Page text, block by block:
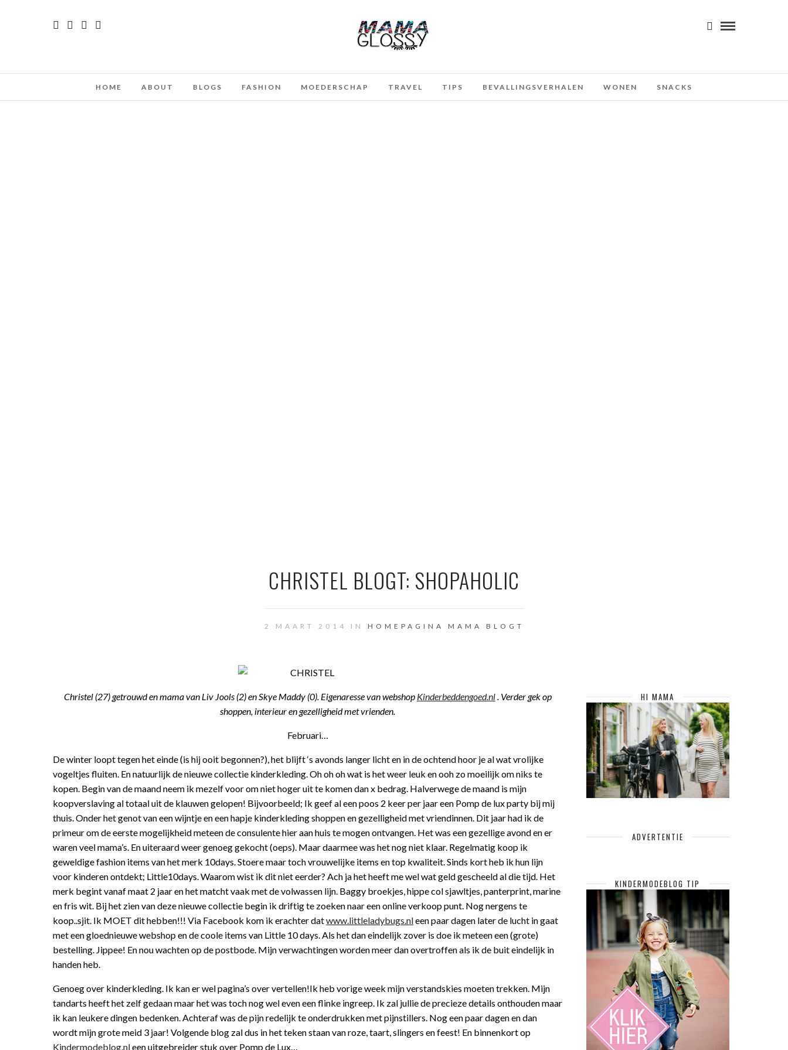
HOME ABOUT BLOGS FASHION MOEDERSCHAP TRAVEL TIPS BEVALLINGSVERHALEN WONEN SNACKS
CHRISTEL BLOGT: SHOPAHOLIC
2 MAART 2014 IN HOMEPAGINA MAMA BLOGT
Christel (27) getrouwd en mama van Liv Jools (2) en Skye Maddy (0). Eigenaresse van webshop Kinderbeddengoed.nl. Verder gekop
shoppen, interieur en gezelligheid met vrienden.
Februari…
De winter loopt tegen het einde (is hij ooit begonnen?), het blijft ‘s avonds langer licht en in de ochtend hoor je al wat vrolijke
vogeltjes fluiten. En natuurlijk de nieuwe collectie kinderkleding. Oh oh oh wat is het weer leuk en ooh zo moeilijk om niks te
kopen. Begin van de maand neem ik mezelf voor om niet hoger uit te komen dan x bedrag. Halverwege de maand is mijn
koopverslaving al totaal uit de klauwen gelopen! Bijvoorbeeld; Ik geef al een poos 2 keer per jaar een Pomp de lux party bij mij
thuis. Onder het genot van een wijntje en een hapje kinderkleding shoppen en gezelligheid met vriendinnen. Dit jaar had ik de
primeur om de eerste mogelijkheid meteen de consulente hier aan huis te mogen ontvangen. Het was een gezellige avond en er
waren veel mama’s. En uiteraard weer genoeg gekocht (oeps). Maar daarmee was het nog niet klaar. Regelmatig koop ik
geweldige fashion items van het merk 10days. Stoere maar toch vrouwelijke items en top kwaliteit. Sinds kort heb ik hun lijn
voor kinderen ontdekt; Little10days. Waarom wist ik dit niet eerder? Ach ja het heeft me wel wat geld gescheeld al die tijd. Het
merk begint vanaf maat 2 jaar en het matcht vaak met de volwassen lijn. Baggy broekjes, hippe col sjawltjes, panterprint, marine
en fris wit. Bij het zien van deze nieuwe collectie begin ik driftig te zoeken naar een online verkoop punt. Nog nergens te
koop..sjit. Ik MOET dit hebben!!! Via Facebook kom ik erachter datwww.littleladybugs.nleen paar dagen later de lucht in gaat
met een gloednieuwe webshop en de coole items van Little 10 days. Als het dan eindelijk zover is doe ik meteen een (grote)
bestelling. Jippee! En nou wachten op de postbode. Mijn verwachtingen worden meer dan overtroffen als ik de buit eindelijk in
handen heb.
Genoeg over kinderkleding. Ik kan er wel pagina’s over vertellen!Ik heb vorige week mijn verstandskies moeten trekken. Mijn
tandarts heeft het zelf gedaan maar het was toch nog wel even een flinke ingreep. Ik zal jullie de precieze details onthouden maar
ik kan leukere dingen bedenken. Achteraf was de pijn redelijk te onderdrukken met pijnstillers. Nog een paar dagen en dan
wordt mijn grote meid 3 jaar! Volgende blog zal dus in het teken staan van roze, taart, slingers en feest! En binnenkort op
Kindermodeblog.nleen uitgebreider stuk over Pomp de Lux…
HI MAMA
ADVERTENTIE
KINDERMODEBLOG TIP